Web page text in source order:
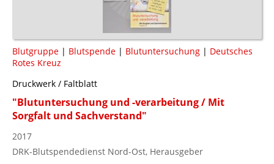
Blutgruppe | Blutspende | Blutuntersuchung | Deutsches
Rotes Kreuz
Druckwerk / Faltblatt
"Blutuntersuchung und -verarbeitung / Mit
Sorgfalt und Sachverstand"
2017
DRK-Blutspendedienst Nord-Ost, Herausgeber